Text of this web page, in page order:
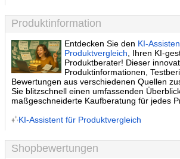
Produktinformation
Entdecken Sie den KI-
Produktvergleich , Ihren KI-
Produktberater! Dieser
Produktinformationen,
Bewertungen aus verschiedenen Quellen
Sie blitzschnell einen umfassenden
maßgeschneiderte Kaufberatung für jedes
KI-Assistent für Produktvergleich
Shopbewertungen